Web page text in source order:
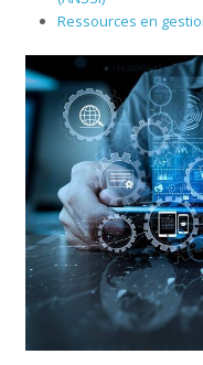
Ressources en